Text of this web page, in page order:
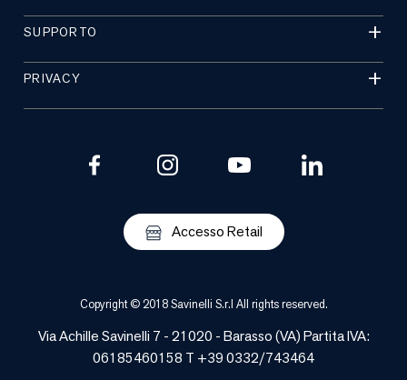
SUPPORTO
PRIVACY
Accesso Retail
Copyright © 2018 Savinelli S.r.l All rights reserved.
Via Achille Savinelli 7 - 21020 -Barasso(VA) Partita IVA:
06185460158 T +39 0332/743464